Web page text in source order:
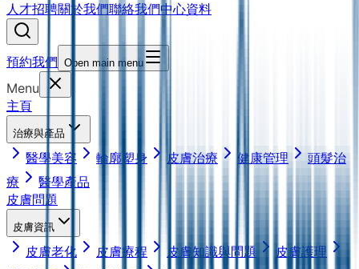
人才招聘關於我們聯絡我們中心資料
預約我們 Open main menu
Menu
主頁
治療與產品
醫學美容 輪廓塑身 皮膚治療 健康管理
頭髮治
療
醫學產品
皮膚問題
皮膚資訊
皮膚老化 皮膚療程 皮膚知識與問題
皮膚護理